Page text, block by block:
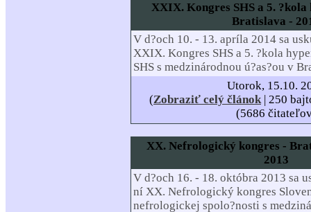
XXIX. Kongres SHS a 5. ?kola
Bratislava -
V d?och 10. - 13. apríla 2014 sa
XXIX. Kongres SHS a 5. ?kola
SHS s medzinárodnou ú?as?ou v
Utorok, 15.10.
(Zobraziť celý článok| 250
(5686
XX. Nefrologický kongres -
2013
V d?och 16. - 18. októbra 2013 sa
ní XX. Nefrologický kongres
nefrologickej spolo?nosti s